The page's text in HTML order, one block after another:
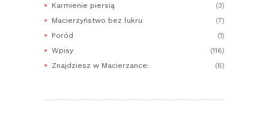
Karmienie piersią
(3)
Macierzyństwo bez lukru
(7)
Poród
(1)
Wpisy
(116)
Znajdziesz w Macierzance:
(8)